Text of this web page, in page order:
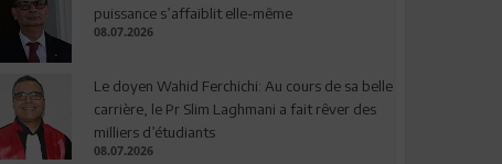
puissance s’affaiblit elle-même
08.07.2026
Le doyen Wahid Ferchichi: Au cours de sa belle
carrière, le Pr Slim Laghmani a fait rêver des
milliers d’étudiants
08.07.2026